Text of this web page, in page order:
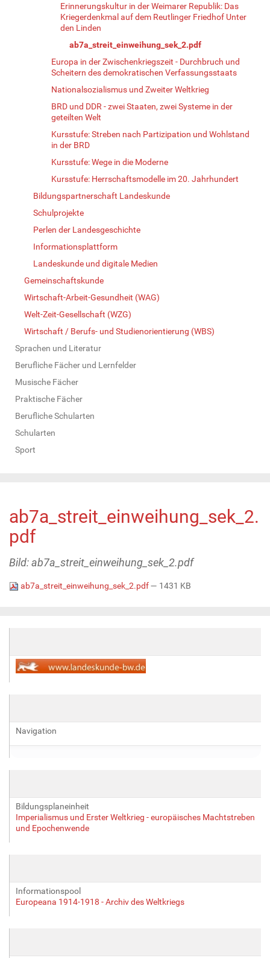
Erinnerungskultur in der Weimarer Republik: Das
Kriegerdenkmal auf dem Reutlinger Friedhof Unter
den Linden
ab7a_streit_einweihung_sek_2.pdf
Europa in der Zwischenkriegszeit - Durchbruch und
Scheitern des demokratischen Verfassungsstaats
Nationalsozialismus und Zweiter Weltkrieg
BRD und DDR - zwei Staaten, zwei Systeme in der
geteilten Welt
Kursstufe: Streben nach Partizipation und Wohlstand
in der BRD
Kursstufe: Wege in die Moderne
Kursstufe: Herrschaftsmodelle im 20. Jahrhundert
Bildungspartnerschaft Landeskunde
Schulprojekte
Perlen der Landesgeschichte
Informationsplattform
Landeskunde und digitale Medien
Gemeinschaftskunde
Wirtschaft-Arbeit-Gesundheit (WAG)
Welt-Zeit-Gesellschaft (WZG)
Wirtschaft / Berufs- und Studienorientierung (WBS)
Sprachen und Literatur
Berufliche Fächer und Lernfelder
Musische Fächer
Praktische Fächer
Berufliche Schularten
Schularten
Sport
ab7a_streit_einweihung_sek_2.
pdf
Bild: ab7a_streit_einweihung_sek_2.pdf
ab7a_streit_einweihung_sek_2.pdf— 1431 KB
Navigation
Bildungsplaneinheit
Imperialismus und Erster Weltkrieg - europäisches Machtstreben
und Epochenwende
Informationspool
Europeana 1914-1918 - Archiv des Weltkriegs